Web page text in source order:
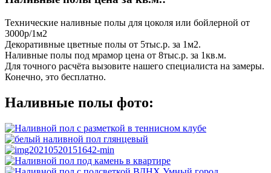
Технические наливные полы для цоколя или бойлерной от
3000р/1м2
Декоративные цветные полы от 5тыс.р. за 1м2.
Наливные полы под мрамор цена от 8тыс.р. за 1кв.м.
Для точного расчёта вызовите нашего специалиста на замеры.
Конечно, это бесплатно.
Наливные полы фото: